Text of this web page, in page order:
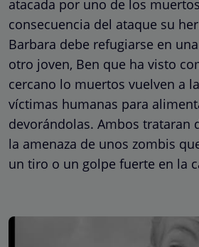
atacada por uno de los
consecuencia del ataque su
Barbara debe refugiarse en
otro joven, Ben que ha visto
cercano lo muertos vuelven a
víctimas humanas para
devorándolas. Ambos trataran
la amenaza de unos zombis
un tiro o un golpe fuerte en la